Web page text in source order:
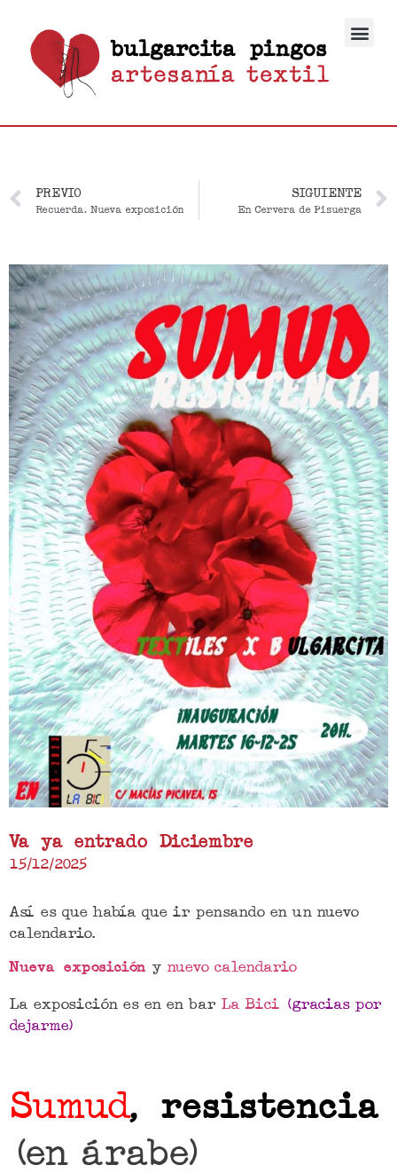
PREVIO
Recuerda. Nueva exposición
SIGUIENTE
En Cervera de Pisuerga
Va ya entrado Diciembre
15/12/2025
Así es que había que ir pensando en un nuevo
calendario.
Nueva exposición y nuevo calendario
La exposición es en en bar La Bici
(gracias por
dejarme)
Sumud, resistencia
(en árabe)